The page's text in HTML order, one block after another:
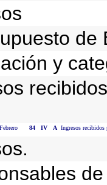
de
y
Febrero 84 IV A Ingresos